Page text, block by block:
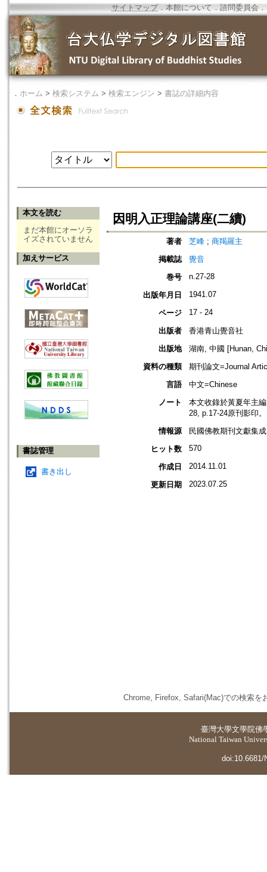
サイトマップ．本館について ． 諮問委員会 ．
． ホーム > 検索システム > 検索エンジン > 書誌の詳細内容
本文を読む
まだ本館にオーソラ
イズされていません
加えサービス
書誌管理
書き出し
因明入正理論講座(二續)
著者 芝峰 ; 商羯羅主
掲載誌
覺音
巻号
n.27-28
出版年月日 1941.07
ページ 17 - 24
出版者
香港青山覺音社
出版地
湖南, 中國 [Hunan,
資料の種類
期刊論文=Journal
言語
中文=Chinese
ノート
本文收錄於黃夏年主
28, p.17-24原刊影印。
情報源
民國佛教期刊文獻集
ヒット数
570
作成日 2014.11.01
更新日期 2023.07.25
Chrome, Firefox, Safari(Mac)での検索を
臺灣大學文學院佛
National Taiwan
doi:10.6681/